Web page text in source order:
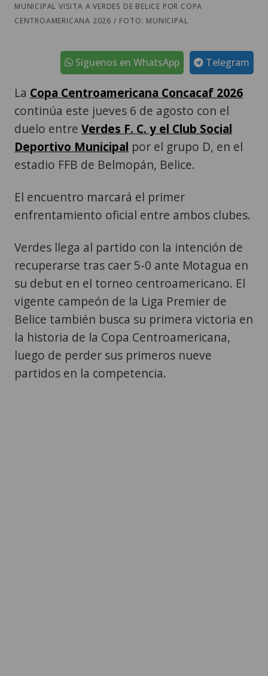
MUNICIPAL VISITA A VERDES DE BELICE POR COPA
CENTROAMERICANA 2026 / FOTO: MUNICIPAL
Telegram
Síguenos en WhatsApp
La Copa Centroamericana Concacaf 2026
continúa este jueves 6 de agosto con el
duelo entre Verdes F. C. y el Club Social
Deportivo Municipal por el grupo D, en el
estadio FFB de Belmopán, Belice.
El encuentro marcará el primer
enfrentamiento oficial entre ambos clubes.
Verdes llega al partido con la intención de
recuperarse tras caer 5-0 ante Motagua en
su debut en el torneo centroamericano. El
vigente campeón de la Liga Premier de
Belice también busca su primera victoria en
la historia de la Copa Centroamericana,
luego de perder sus primeros nueve
partidos en la competencia.